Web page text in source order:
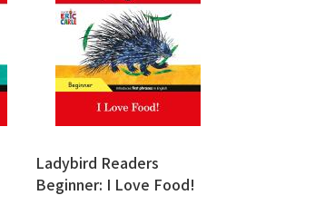
Ladybird Readers
Beginner: I Love Food!